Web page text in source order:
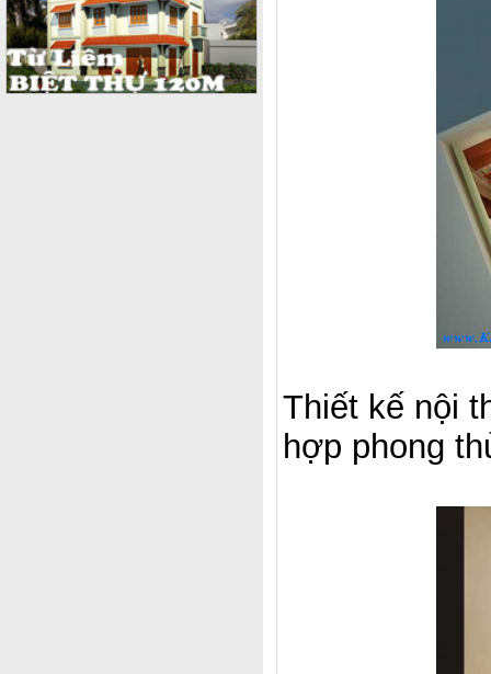
Thiết kế nội
hợp phong